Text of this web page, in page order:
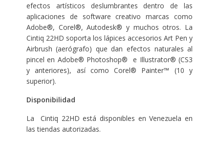
efectos artísticos deslumbrantes dentro de las
aplicaciones de software creativo marcas como
Adobe®, Corel®, Autodesk® y muchos otros. La
Cintiq 22HD soporta los lápices accesorios Art Pen y
Airbrush (aerógrafo) que dan efectos naturales al
pincel en Adobe® Photoshop® e Illustrator® (CS3
y anteriores), así como Corel® Painter™ (10 y
superior).
Disponibilidad
La Cintiq 22HD está disponibles en Venezuela en
las tiendas autorizadas.